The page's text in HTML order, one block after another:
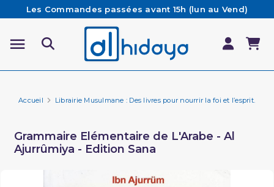
Les Commandes passées avant 15h (lun au Vend)
sont préparées et expédiées le jour même
Besoin d'aide ? Retrouvez notre FAQ
Livraison offerte à partir de 65€ d'achat*
Accueil Librairie Musulmane : Des livres pour nourrir la foi et l’esprit.
Grammaire Elémentaire de L'Arabe - Al
Ajurrûmiya - Edition Sana